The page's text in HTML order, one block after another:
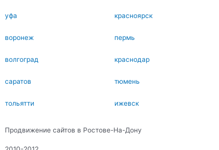
уфа красноярск
воронеж пермь
волгоград краснодар
саратов тюмень
тольятти ижевск
Продвижение сайтов в Ростове-На-Дону